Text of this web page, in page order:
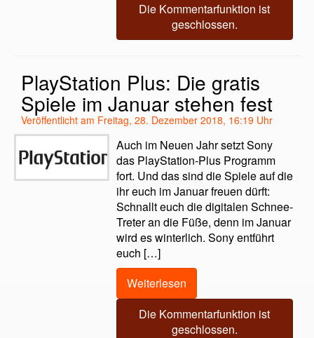
Die Kommentarfunktion ist
geschlossen.
PlayStation Plus: Die gratis
Spiele im Januar stehen fest
Veröffentlicht am Freitag, 28. Dezember 2018, 16:19 Uhr
Auch im Neuen Jahr setzt Sony
das PlayStation-Plus Programm
fort. Und das sind die Spiele auf die
ihr euch im Januar freuen dürft:
Schnallt euch die digitalen Schnee-
Treter an die Füße, denn im Januar
wird es winterlich. Sony entführt
euch […]
Weiterlesen
Die Kommentarfunktion ist
geschlossen.